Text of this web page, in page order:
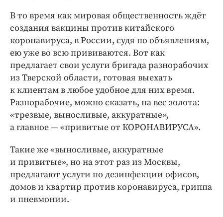
В то время как мировая общественность ждёт
создания вакцины против китайского
коронавируса, в России, судя по объявлениям,
ею уже во всю прививаются. Вот как
предлагает свои услуги бригада разнорабочих
из Тверской области, готовая выехать
к клиентам в любое удобное для них время.
Разнорабочие, можно сказать, на вес золота:
«трезвые, выносливые, аккуратные»,
а главное — ​«привитые от КОРОНАВИРУСА».
Такие же «выносливые, аккуратные
и привитые», но на этот раз из Москвы,
предлагают услуги по дезинфекции офисов,
домов и квартир против коронавируса, гриппа
и пневмонии.